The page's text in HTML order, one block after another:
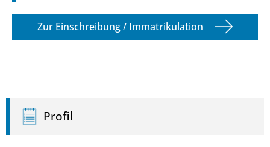
Zur Einschreibung / Immatrikulation
Profil